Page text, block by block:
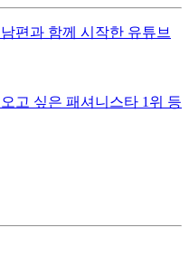
편과 함께 시작한 유튜브
고 싶은 패셔니스타 1위 등